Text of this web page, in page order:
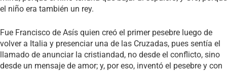
el niño era también un rey.
Fue Francisco de Asís quien creó el primer pesebre luego de
volver a Italia y presenciar una de las Cruzadas, pues sentía el
llamado de anunciar la cristiandad, no desde el conflicto, sino
desde un mensaje de amor; y, por eso, inventó el pesebre y con